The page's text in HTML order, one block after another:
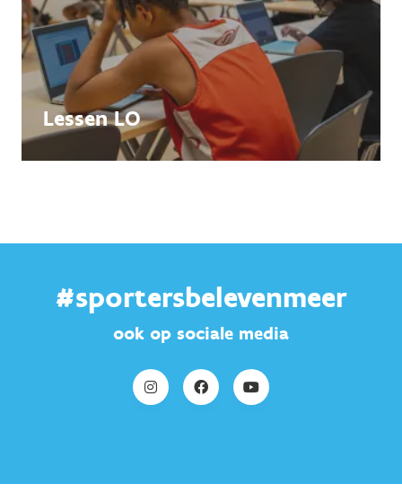
Lessen LO
#sportersbelevenmeer
ook op sociale media